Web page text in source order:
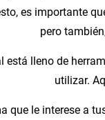
es importante
pero
está lleno de
utilizar.
que le interese a